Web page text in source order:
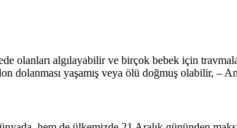
olanları algılayabilir ve birçok bebek için
dolanması yaşamış veya ölü doğmuş olabilir, –